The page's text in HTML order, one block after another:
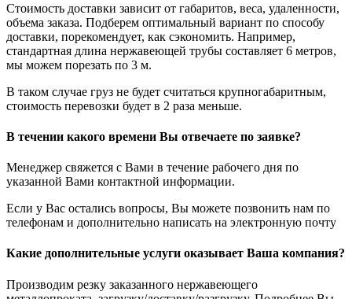
Стоимость доставки зависит от габаритов, веса, удаленности,
объема заказа. Подберем оптимальный вариант по способу
доставки, порекомендует, как сэкономить. Например,
стандартная длина нержавеющей трубы составляет 6 метров,
мы можем порезать по 3 м.
В таком случае груз не будет считаться крупногабаритным,
стоимость перевозки будет в 2 раза меньше.
В течении какого времени Вы отвечаете по заявке?
Менеджер свяжется с Вами в течение рабочего дня по
указанной Вами контактной информации.
Если у Вас остались вопросы, Вы можете позвонить нам по
телефонам и дополнительно написать на электронную почту
Какие дополнительные услуги оказывает Ваша компания?
Производим резку заказанного нержавеющего